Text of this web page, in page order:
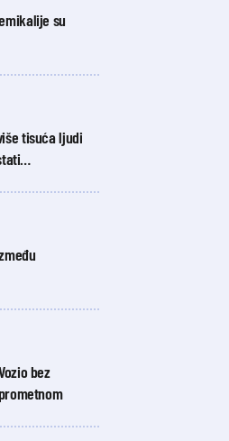
su
tisuća ljudi
bez